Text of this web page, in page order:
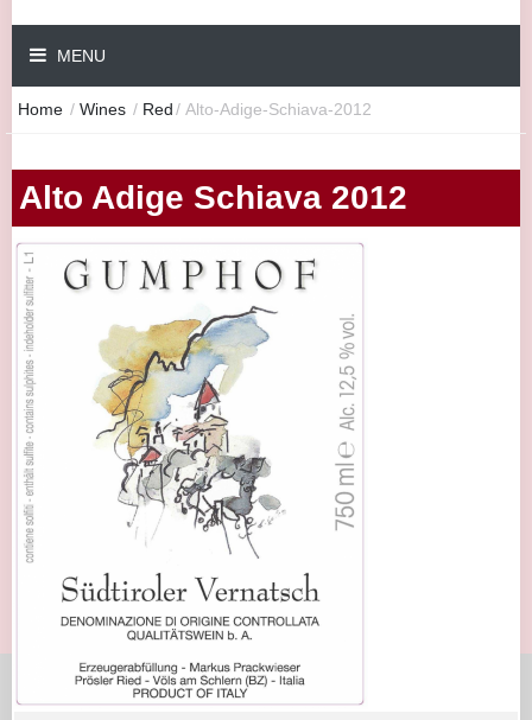
MENU
Home / Wines / Red/ Alto-Adige-Schiava-2012
Alto Adige Schiava 2012